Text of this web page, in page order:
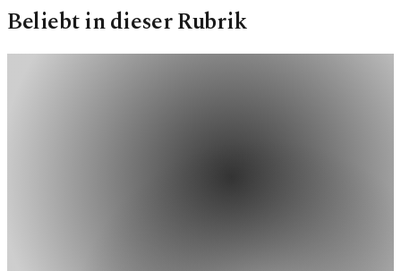
Beliebt in dieser Rubrik